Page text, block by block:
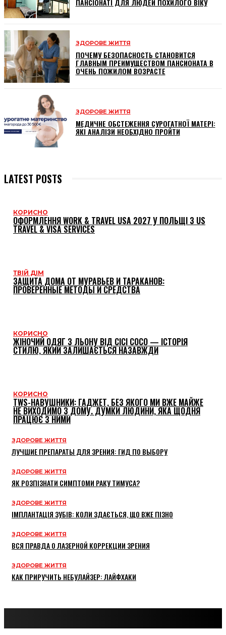
ПАНСІОНАТІ ДЛЯ ЛЮДЕЙ ПОХИЛОГО ВІКУ
ЗДОРОВЕ ЖИТТЯ
ПОЧЕМУ БЕЗОПАСНОСТЬ СТАНОВИТСЯ
ГЛАВНЫМ ПРЕИМУЩЕСТВОМ ПАНСИОНАТА В
ОЧЕНЬ ПОЖИЛОМ ВОЗРАСТЕ
ЗДОРОВЕ ЖИТТЯ
МЕДИЧНЕ ОБСТЕЖЕННЯ СУРОГАТНОЇ МАТЕРІ:
ЯКІ АНАЛІЗИ НЕОБХІДНО ПРОЙТИ
LATEST POSTS
КОРИСНО
ОФОРМЛЕННЯ WORK & TRAVEL USA 2027 У ПОЛЬЩІ З US
TRAVEL & VISA SERVICES
ТВІЙ ДІМ
ЗАЩИТА ДОМА ОТ МУРАВЬЕВ И ТАРАКАНОВ:
ПРОВЕРЕННЫЕ МЕТОДЫ И СРЕДСТВА
КОРИСНО
ЖІНОЧИЙ ОДЯГ З ЛЬОНУ ВІД CICI COCO — ІСТОРІЯ
СТИЛЮ, ЯКИЙ ЗАЛИШАЄТЬСЯ НАЗАВЖДИ
КОРИСНО
TWS-НАВУШНИКИ: ГАДЖЕТ, БЕЗ ЯКОГО МИ ВЖЕ МАЙЖЕ
НЕ ВИХОДИМО З ДОМУ. ДУМКИ ЛЮДИНИ, ЯКА ЩОДНЯ
ПРАЦЮЄ З НИМИ
ЗДОРОВЕ ЖИТТЯ
ЛУЧШИЕ ПРЕПАРАТЫ ДЛЯ ЗРЕНИЯ: ГИД ПО ВЫБОРУ
ЗДОРОВЕ ЖИТТЯ
ЯК РОЗПІЗНАТИ СИМПТОМИ РАКУ ТИМУСА?
ЗДОРОВЕ ЖИТТЯ
ІМПЛАНТАЦІЯ ЗУБІВ: КОЛИ ЗДАЄТЬСЯ, ЩО ВЖЕ ПІЗНО
ЗДОРОВЕ ЖИТТЯ
ВСЯ ПРАВДА О ЛАЗЕРНОЙ КОРРЕКЦИИ ЗРЕНИЯ
ЗДОРОВЕ ЖИТТЯ
КАК ПРИРУЧИТЬ НЕБУЛАЙЗЕР: ЛАЙФХАКИ